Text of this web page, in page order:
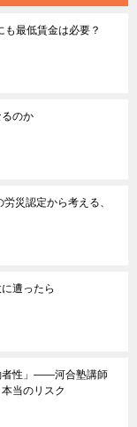
も最低賃金は必要？
のか
災認定から考える、
遭ったら
者性」――河合塾講師
当のリスク